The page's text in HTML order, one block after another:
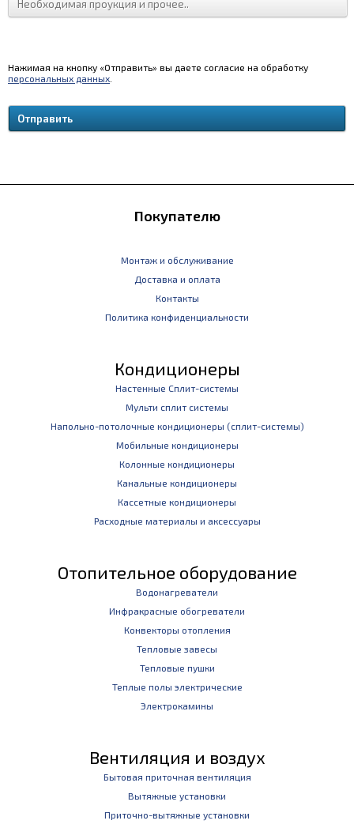
Нажимая на кнопку «Отправить» вы даете согласие на обработку
персональных данных
Покупателю
Монтаж и обслуживание
Доставка и оплата
Контакты
Политика конфиденциальности
Кондиционеры
Настенные Сплит-системы
Мульти сплит системы
Напольно-потолочные кондиционеры (сплит-системы)
Мобильные кондиционеры
Колонные кондиционеры
Канальные кондиционеры
Кассетные кондиционеры
Расходные материалы и аксессуары
Отопительное оборудование
Водонагреватели
Инфракрасные обогреватели
Конвекторы отопления
Тепловые завесы
Тепловые пушки
Теплые полы электрические
Электрокамины
Вентиляция и воздух
Бытовая приточная вентиляция
Вытяжные установки
Приточно-вытяжные установки